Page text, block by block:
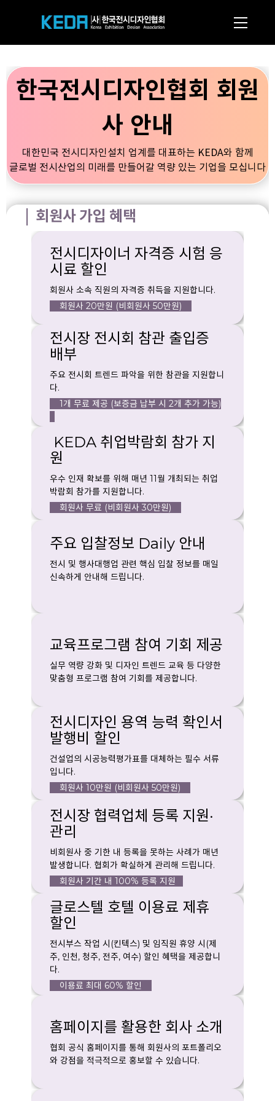
한국전시디자인협회 회원
사 안내
대한민국 전시디자인설치 업계를 대표하는 KEDA와 함께
글로벌 전시산업의 미래를 만들어갈 역량 있는 기업을 모십니다
| 회원사 가입 혜택
전시디자이너 자격증 시험 응
시료 할인
회원사 소속 직원의 자격증 취득을 지원합니다.
회원사 20만원 (비회원사 50만원)
전시장 전시회 참관 출입증
배부
주요 전시회 트렌드 파악을 위한 참관을 지원합니
다.
1개 무료 제공 (보증금 납부 시 2개 추가 가능)
KEDA 취업박람회 참가 지
원
우수 인재 확보를 위해 매년 11월 개최되는 취업
박람회 참가를 지원합니다.
회원사 무료 (비회원사 30만원)
주요 입찰정보 Daily 안내
전시 및 행사대행업 관련 핵심 입찰 정보를 매일
신속하게 안내해 드립니다.
교육프로그램 참여 기회 제공
실무 역량 강화 및 디자인 트렌드 교육 등 다양한
맞춤형 프로그램 참여 기회를 제공합니다.
전시디자인 용역 능력 확인서
발행비 할인
건설업의 시공능력평가표를 대체하는 필수 서류
입니다.
회원사 10만원 (비회원사 50만원)
전시장 협력업체 등록 지원·
관리
비회원사 중 기한 내 등록을 못하는 사례가 매년
발생합니다. 협회가 확실하게 관리해 드립니다.
회원사 기간 내 100% 등록 지원
글로스텔 호텔 이용료 제휴
할인
전시부스 작업 시(킨텍스) 및 임직원 휴양 시(제
주, 인천, 청주, 전주, 여수) 할인 혜택을 제공합니
다.
이용료 최대 60% 할인
홈페이지를 활용한 회사 소개
협회 공식 홈페이지를 통해 회원사의 포트폴리오
와 강점을 적극적으로 홍보할 수 있습니다.